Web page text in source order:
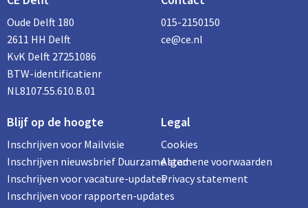
Oude Delft 180
2611 HH Delft
KvK Delft 27251086
BTW-identificatienr
NL8107.55.610.B.01
015-2150150
ce@ce.nl
Blijf op de hoogte
Inschrijven voor Mailvisie
Inschrijven nieuwsbrief Duurzame stad
Inschrijven voor vacature-updates
Inschrijven voor rapporten-updates
Legal
Cookies
Algemene voorwaarden
Privacy statement